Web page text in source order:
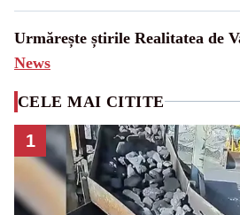
Urmărește știrile Realitatea de
News
CELE MAI CITITE
1